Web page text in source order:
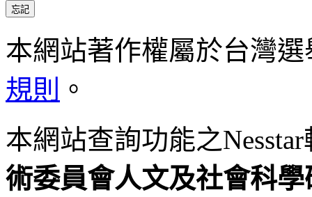
本網站著作權屬於台灣
規則
。
本網站查詢功能之Nesstar
術委員會人文及社會科